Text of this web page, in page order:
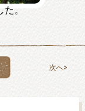
。
次へ